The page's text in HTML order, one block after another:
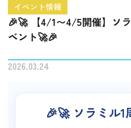
イベント情報
🎉🚀 【4/1〜4/5開催】ソ
ベント🚀🎉
2026.03.24
🎉🚀 ソラミル1